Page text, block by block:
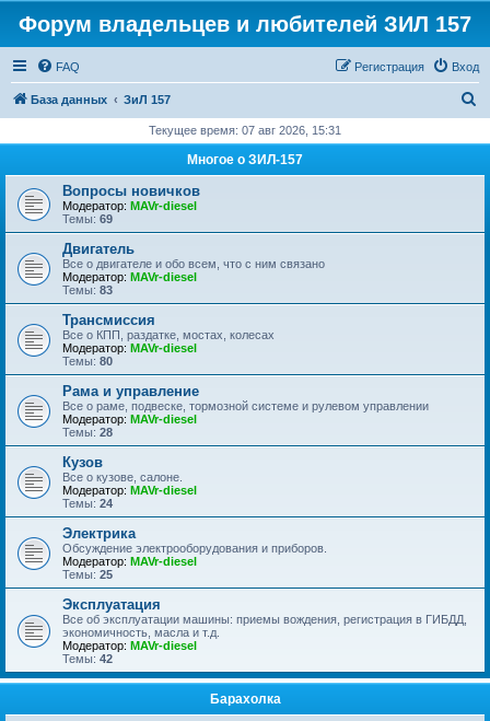
Форум владельцев и любителей ЗИЛ 157
FAQ Вход
Регистрация
База данных ЗиЛ 157
с
Текущее время: 07 авг 2026, 15:31
Многое о ЗИЛ-157
Вопросы новичков
Модератор: MAVr-diesel
Темы: 69
Двигатель
Все о двигателе и обо всем, что с ним связано
Модератор: MAVr-diesel
Темы: 83
Трансмиссия
Все о КПП, раздатке, мостах, колесах
Модератор: MAVr-diesel
Темы: 80
Рама и управление
Все о раме, подвеске, тормозной системе и рулевом управлении
Модератор: MAVr-diesel
Темы: 28
Кузов
Все о кузове, салоне.
Модератор: MAVr-diesel
Темы: 24
Электрика
Обсуждение электрооборудования и приборов.
Модератор: MAVr-diesel
Темы: 25
Эксплуатация
Все об эксплуатации машины: приемы вождения, регистрация в ГИБДД,
экономичность, масла и т.д.
Модератор: MAVr-diesel
Темы: 42
Барахолка